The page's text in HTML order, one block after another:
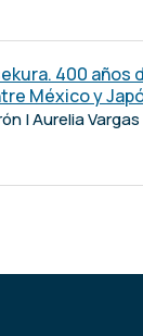
400 años
México y
| Aurelia